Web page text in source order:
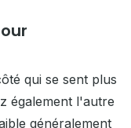
qui se sent plus
également l'autre
généralement